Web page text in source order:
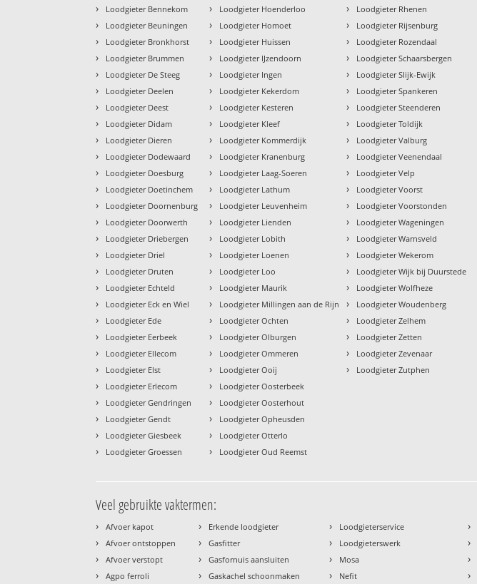
› Loodgieter Bennekom
› Loodgieter Beuningen
› Loodgieter Bronkhorst
› Loodgieter Brummen
› Loodgieter De Steeg
› Loodgieter Deelen
› Loodgieter Deest
› Loodgieter Didam
› Loodgieter Dieren
› Loodgieter Dodewaard
› Loodgieter Doesburg
› Loodgieter Doetinchem
› Loodgieter Doornenburg
› Loodgieter Doorwerth
› Loodgieter Driebergen
› Loodgieter Driel
› Loodgieter Druten
› Loodgieter Echteld
› Loodgieter Eck en Wiel
› Loodgieter Ede
› Loodgieter Eerbeek
› Loodgieter Ellecom
› Loodgieter Elst
› Loodgieter Erlecom
› Loodgieter Gendringen
› Loodgieter Gendt
› Loodgieter Giesbeek
› Loodgieter Groessen
› Loodgieter Hoenderloo
› Loodgieter Homoet
› Loodgieter Huissen
› Loodgieter IJzendoorn
› Loodgieter Ingen
› Loodgieter Kekerdom
› Loodgieter Kesteren
› Loodgieter Kleef
› Loodgieter Kommerdijk
› Loodgieter Kranenburg
› Loodgieter Laag-Soeren
› Loodgieter Lathum
› Loodgieter Leuvenheim
› Loodgieter Lienden
› Loodgieter Lobith
› Loodgieter Loenen
› Loodgieter Loo
› Loodgieter Maurik
› Loodgieter Millingen aan de Rijn
› Loodgieter Ochten
› Loodgieter Olburgen
› Loodgieter Ommeren
› Loodgieter Ooij
› Loodgieter Oosterbeek
› Loodgieter Oosterhout
› Loodgieter Opheusden
› Loodgieter Otterlo
› Loodgieter Oud Reemst
› Loodgieter Rhenen
› Loodgieter Rijsenburg
› Loodgieter Rozendaal
› Loodgieter Schaarsbergen
› Loodgieter Slijk-Ewijk
› Loodgieter Spankeren
› Loodgieter Steenderen
› Loodgieter Toldijk
› Loodgieter Valburg
› Loodgieter Veenendaal
› Loodgieter Velp
› Loodgieter Voorst
› Loodgieter Voorstonden
› Loodgieter Wageningen
› Loodgieter Warnsveld
› Loodgieter Wekerom
› Loodgieter Wijk bij Duurstede
› Loodgieter Wolfheze
› Loodgieter Woudenberg
› Loodgieter Zelhem
› Loodgieter Zetten
› Loodgieter Zevenaar
› Loodgieter Zutphen
Veel gebruikte vaktermen:
› Afvoer kapot
› Afvoer ontstoppen
› Afvoer verstopt
› Agpo ferroli
› Erkende loodgieter
› Gasfitter
› Gasfornuis aansluiten
› Gaskachel schoonmaken
› Loodgieterservice
› Loodgieterswerk
› Mosa
› Nefit
›
›
›
›